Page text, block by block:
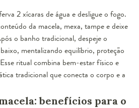
2 xícaras de água e desligue o fogo.
da macela, mexa, tampe e deixe
o banho tradicional, despeje o
mentalizando equilíbrio, proteção
ritual combina bem-estar físico e
tradicional que conecta o corpo e a
benefícios para o